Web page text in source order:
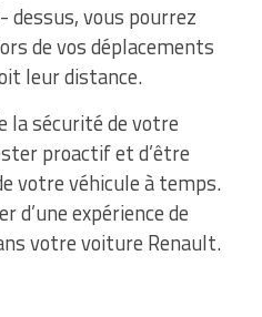
dessus, vous pourrez
de vos déplacements
leur distance.
la sécurité de votre
proactif et d’être
votre véhicule à temps.
d’une expérience de
votre voiture Renault.